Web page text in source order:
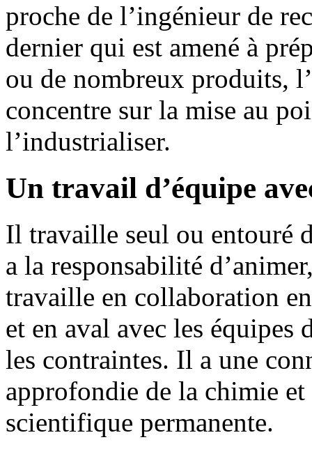
proche de l’ingénieur de
dernier qui est amené à
ou de nombreux produits,
concentre sur la mise au
l’industrialiser.
Un travail d’équipe
Il travaille seul ou entouré
a la responsabilité
travaille en collaboration
et en aval avec les
les contraintes. Il a une
approfondie de la chimie
scientifique permanente.